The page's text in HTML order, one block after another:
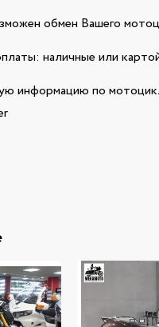
обмен Вашего
наличные или
информацию по